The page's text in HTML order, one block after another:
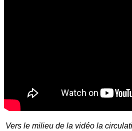
Vers le milieu de la vidéo la